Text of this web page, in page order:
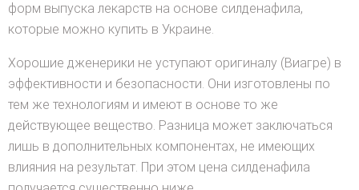
форм выпуска лекарств на основе силденафила,
которые можно купить в Украине.
Хорошие дженерики не уступают оригиналу (Виагре) в
эффективности и безопасности. Они изготовлены по
тем же технологиям и имеют в основе то же
действующее вещество. Разница может заключаться
лишь в дополнительных компонентах, не имеющих
влияния на результат. При этом цена силденафила